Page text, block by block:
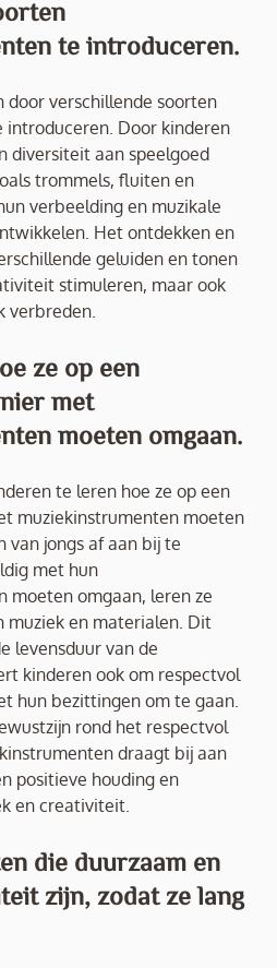
te introduceren.
verschillende soorten
Door kinderen
diversiteit aan speelgoed
trommels, fluiten en
verbeelding en muzikale
Het ontdekken en
geluiden en tonen
stimuleren, maar ook
verbreden.
ze op een
met
moeten omgaan.
te leren hoe ze op een
muziekinstrumenten moeten
van jongs af aan bij te
met hun
moeten omgaan, leren ze
muziek en materialen. Dit
levensduur van de
kinderen ook om respectvol
hun bezittingen om te gaan.
rond het respectvol
draagt bij aan
positieve houding en
en creativiteit.
die duurzaam en
zijn, zodat ze lang